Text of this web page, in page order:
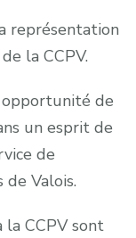
représentation
la CCPV.
de
un esprit de
de
de Valois.
CCPV sont